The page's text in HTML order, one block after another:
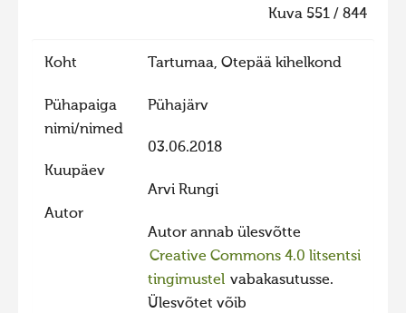
Hiite kuvavõistlus 2023 lisa
Liikuvad kuvad 2023
Hiite kuvavõistlus 2022
Hiite kuvavõistlus 2022 lisa
Liikuvad kuvad 2022
Hiite kuvavõistlus 2021
Hiite kuvavõistlus 2021 lisa
Liikuvad kuvad 2021
Kuva 551 / 844
Koht Tartumaa, Otepää kihelkond
Pühapaiga
nimi/nimed
Pühajärv
Kuupäev
03.06.2018
Autor
Arvi Rungi
Autor annab ülesvõtte
Creative Commons 4.0 litsentsi
tingimustel vabakasutusse.
Ülesvõtet võib